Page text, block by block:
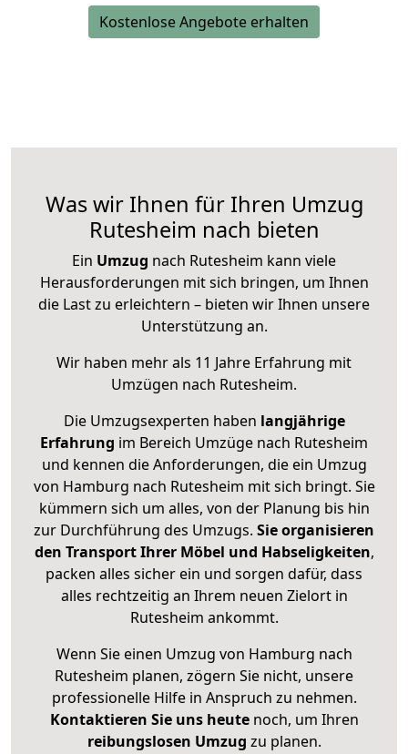
Kostenlose Angebote erhalten
Was wir Ihnen für Ihren Umzug
Rutesheim nach bieten
Ein Umzug nach Rutesheim kann viele
Herausforderungen mit sich bringen, um Ihnen
die Last zu erleichtern – bieten wir Ihnen unsere
Unterstützung an.
Wir haben mehr als 11 Jahre Erfahrung mit
Umzügen nach Rutesheim.
Die Umzugsexperten haben langjährige
Erfahrung im Bereich Umzüge nach Rutesheim
und kennen die Anforderungen, die ein Umzug
von Hamburg nach Rutesheim mit sich bringt. Sie
kümmern sich um alles, von der Planung bis hin
zur Durchführung des Umzugs. Sie organisieren
den Transport Ihrer Möbel und Habseligkeiten,
packen alles sicher ein und sorgen dafür, dass
alles rechtzeitig an Ihrem neuen Zielort in
Rutesheim ankommt.
Wenn Sie einen Umzug von Hamburg nach
Rutesheim planen, zögern Sie nicht, unsere
professionelle Hilfe in Anspruch zu nehmen.
Kontaktieren Sie uns heutenoch, um Ihren
reibungslosen Umzug zu planen.